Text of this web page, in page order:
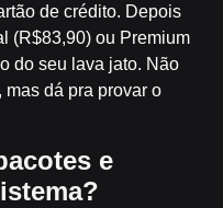
de crédito. Depois
(R$83,90) ou Premium
do seu lava jato. Não
dá pra provar o
e